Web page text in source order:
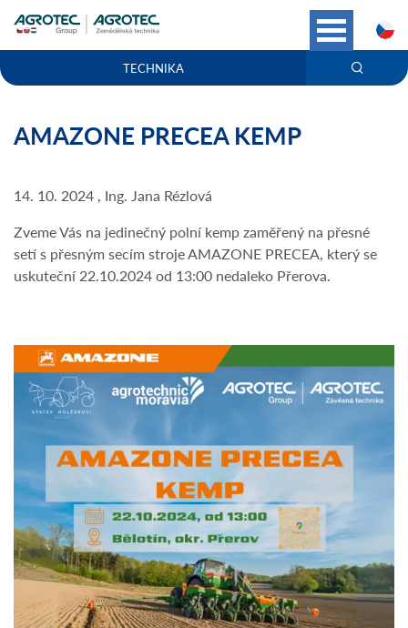
TECHNIKA
AMAZONE PRECEA KEMP
14. 10. 2024 , Ing. Jana Rézlová
Zveme Vás na jedinečný polní kemp zaměřený na přesné
setí s přesným secím stroje AMAZONE PRECEA, který se
uskuteční 22.10.2024 od 13:00 nedaleko Přerova.